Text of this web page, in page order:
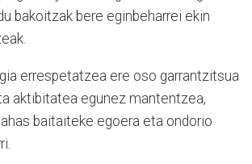
bakoitzak bere eginbeharrei ekin
errespetatzea ere oso garrantzitsua
aktibitatea egunez mantentzea,
baitaiteke egoera eta ondorio